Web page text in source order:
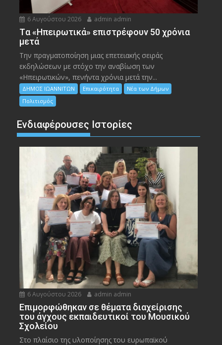
6 Αυγούστου 2026 admin admin
Tα «Ηπειρωτικά» επιστρέφουν 50 χρόνια
μετά
Την πραγματοποίηση μιας επετειακής σειράς
εκδηλώσεων με στόχο την αναβίωση των
«Ηπειρωτικών», πενήντα χρόνια μετά την...
ΔΗΜΟΣ ΙΩΑΝΝΙΤΩΝ Επικαιρότητα
Νέα των Δήμων
Πολιτισμός
Ενδιαφέρουσες Ιστορίες
6 Αυγούστου 2026 admin admin
Eπιμορφώθηκαν σε θέματα διαχείρισης
του άγχους εκπαιδευτικοί του Μουσικού
Σχολείου
Στο πλαίσιο της υλοποίησης του ευρωπαϊκού